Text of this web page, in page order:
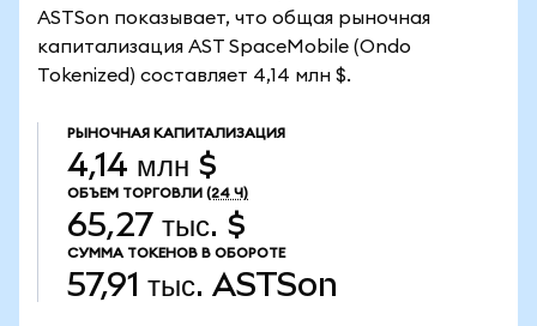
ASTSon показывает, что общая рыночная
капитализация AST SpaceMobile (Ondo
Tokenized) составляет 4,14 млн $.
РЫНОЧНАЯ КАПИТАЛИЗАЦИЯ
4,14 млн $
ОБЪЕМ ТОРГОВЛИ (24 Ч)
65,27 тыс. $
СУММА ТОКЕНОВ В ОБОРОТЕ
57,91 тыс. ASTSon